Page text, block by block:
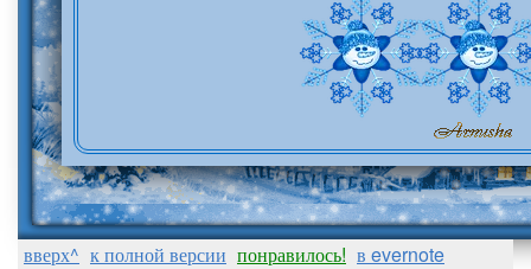
вверх^ к полной версии понравилось! в evernote